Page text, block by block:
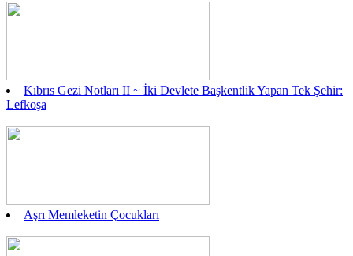
Kıbrıs Gezi Notları II ~ İki Devlete Başkentlik Yapan Tek Şehir:
Lefkoşa
Aşrı Memleketin Çocukları